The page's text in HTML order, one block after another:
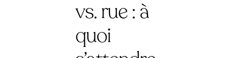
vs. rue : à
quoi